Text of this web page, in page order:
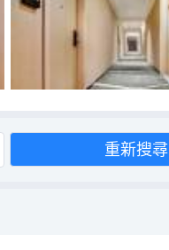
重新搜尋